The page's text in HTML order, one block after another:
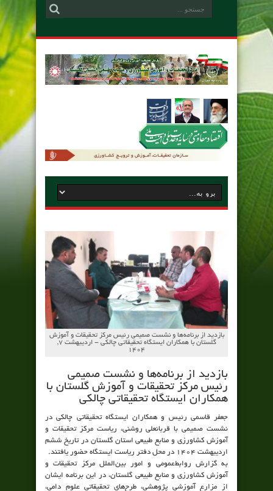
بازدید از برنامه‌ها و نشست صمیمی رئیس مرکز تحقیقات و آموزش
گلستان با همکاران ایستگاه تحقیقاتی چالکی - اردیبهشت ۷,
۱۴۰۴
بازدید از برنامه‌ها و نشست صمیمی
رئیس مرکز تحقیقات و آموزش گلستان با
همکاران ایستگاه تحقیقاتی چالکی
جعفر قاسمی رئیس و همکاران ایستگاه تحقیقاتی چالکی در
نشست صمیمی با قربانعلی روشنی، ریاست مرکز تحقیقات و
آموزش کشاورزی و منابع طبیعی استان گلستان در تاریخ ششم
اردیبهشت 1404 در محل دفتر ریاست ایستگاه حضور یافتند.
به گزارش روابط‌عمومی و امور بین‌الملل مرکز تحقیقات و
آموزش کشاورزی و منابع طبیعی گلستان، در این برنامه ایشان
از مزارع آموزشی پژوهشی، طرح‌های تحقیقاتی علوم دامی،